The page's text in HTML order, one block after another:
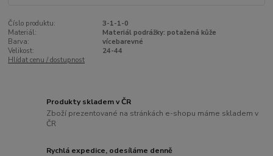
Číslo produktu:
3-1-1-0
Materiál:
Materiál podrážky: potažená kůže
Barva:
vícebarevné
Velikost:
24-44
Hlídat cenu / dostupnost
Produkty skladem v ČR
Zboží prezentované na stránkách e-shopu máme skladem v
ČR
Rychlá expedice, odesíláme denně